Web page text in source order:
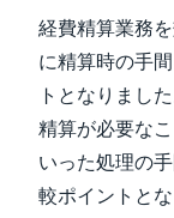
経費精算業務
に精算時の手
トとなりまし
精算が必要な
いった処理の
較ポイントと